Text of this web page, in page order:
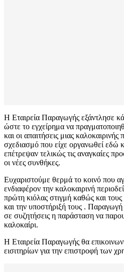
Η Εταιρεία Παραγωγής εξάντλησε
ώστε το εγχείρημα να
και οι απαιτήσεις μιας
σχεδιασμό που είχε οργανωθεί εδώ
επέτρεψαν τελικώς τις αναγκαίες
οι νέες συνθήκες.
Ευχαριστούμε θερμά το κοινό που
ενδιαφέρον την καλοκαιρινή
πρώτη κιόλας στιγμή καθώς και τους
και την υποστήριξή τους . Παραγωγή
σε συζητήσεις η παράσταση να
καλοκαίρι.
Η Εταιρεία Παραγωγής θα
εισιτηρίων για την επιστροφή των